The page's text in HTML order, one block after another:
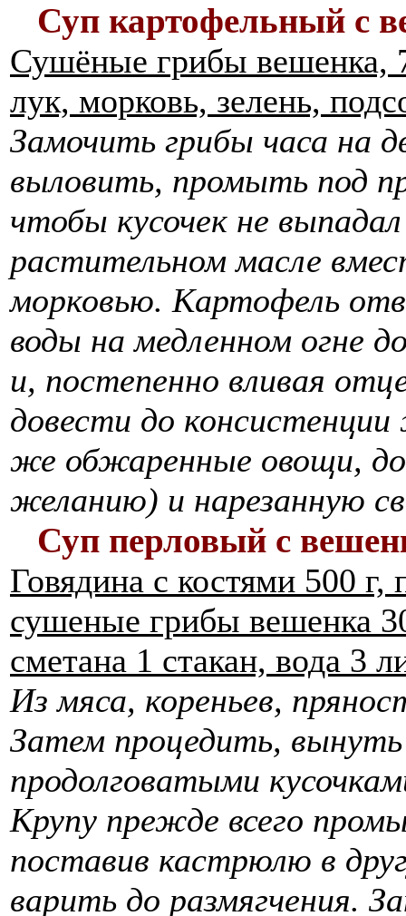
Суп картофельный с
Сушёные грибы вешенка,
лук, морковь, зелень,
Замочить грибы часа на
выловить, промыть под
чтобы кусочек не
растительном масле
морковью. Картофель
воды на медленном огне
и, постепенно вливая
довести до
же обжаренные овощи,
желанию) и нарезанную
Суп перловый с
Говядина с костями 500 г,
сушеные грибы вешенка
сметана 1 стакан, вода 3
Из мяса, кореньев,
Затем процедить,
продолговатыми
Крупу прежде всего
поставив кастрюлю в
варить до размягчения.